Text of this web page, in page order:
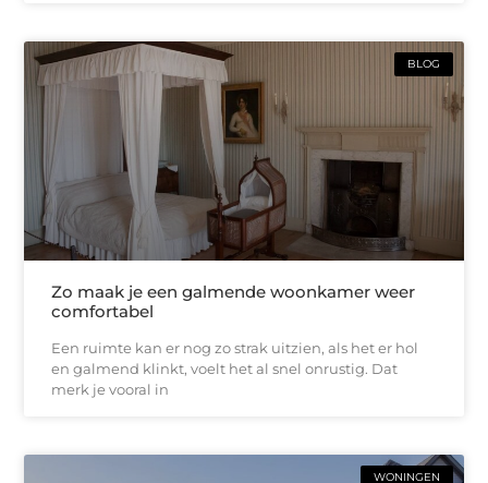
BLOG
Zo maak je een galmende woonkamer weer
comfortabel
Een ruimte kan er nog zo strak uitzien, als het er hol
en galmend klinkt, voelt het al snel onrustig. Dat
merk je vooral in
WONINGEN